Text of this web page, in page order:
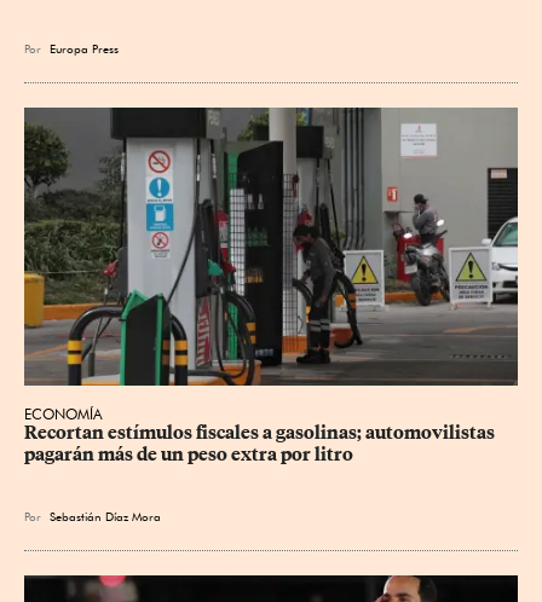
Por Europa Press
ECONOMÍA
Recortan estímulos fiscales a gasolinas; automovilistas
pagarán más de un peso extra por litro
Por Sebastián Díaz Mora